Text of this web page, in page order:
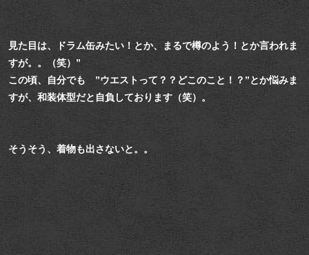
見た目は、ドラム缶みたい！とか、まるで樽のよう！とか言われま
すが。。（笑）”
この頃、自分でも ”ウエストって？？どこのこと！？”とか悩みま
すが、和装体型だと自負しております（笑）。
そうそう、着物も出さないと。。